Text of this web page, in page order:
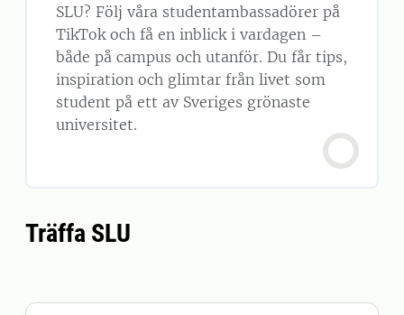
SLU? Följ våra studentambassadörer på
TikTok och få en inblick i vardagen –
både på campus och utanför. Du får tips,
inspiration och glimtar från livet som
student på ett av Sveriges grönaste
universitet.
Träffa SLU